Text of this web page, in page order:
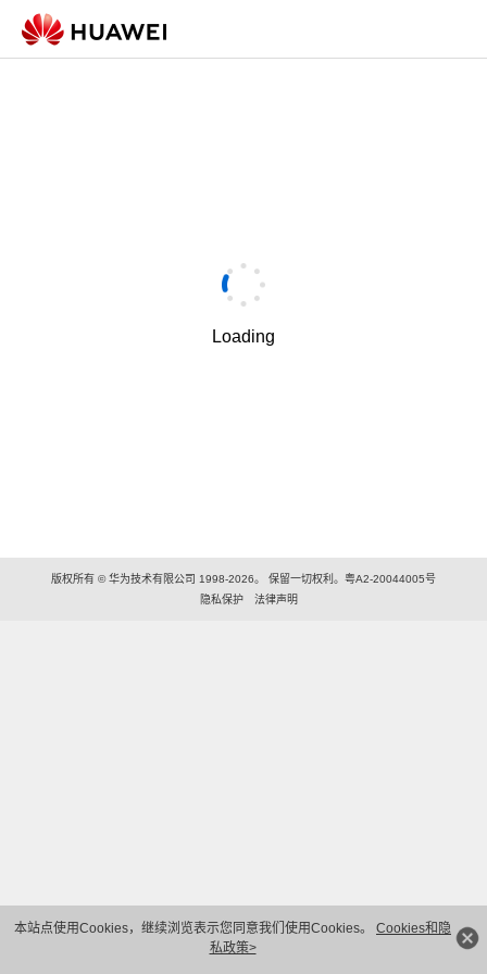
本站点使用Cookies，继续浏览表示您同意我们使用Cookies。 Cookies和隐
私政策>
Loading
版权所有 © 华为技术有限公司 1998-2026。 保留一切权利。粤A2-20044005号
隐私保护
法律声明